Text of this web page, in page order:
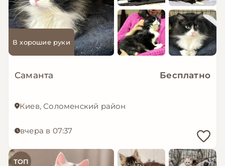
В хорошие руки
Саманта Бесплатно
Киев, Соломенский район
вчера в 07:37
ТОП